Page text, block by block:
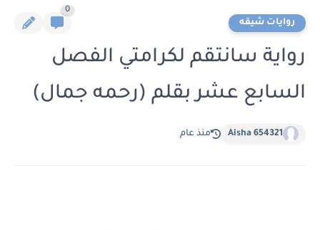
روايات شيقه
0
رواية سانتقم لكرامتي الفصل
السابع عشر بقلم (رحمه جمال)
Aisha 654321 منذ عام